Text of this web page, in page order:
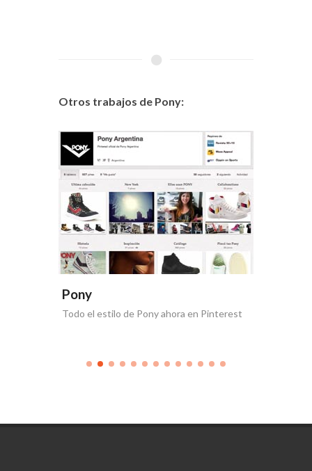
Otros trabajos de Pony:
Pony
Todo el estilo de Pony ahora en Pinterest